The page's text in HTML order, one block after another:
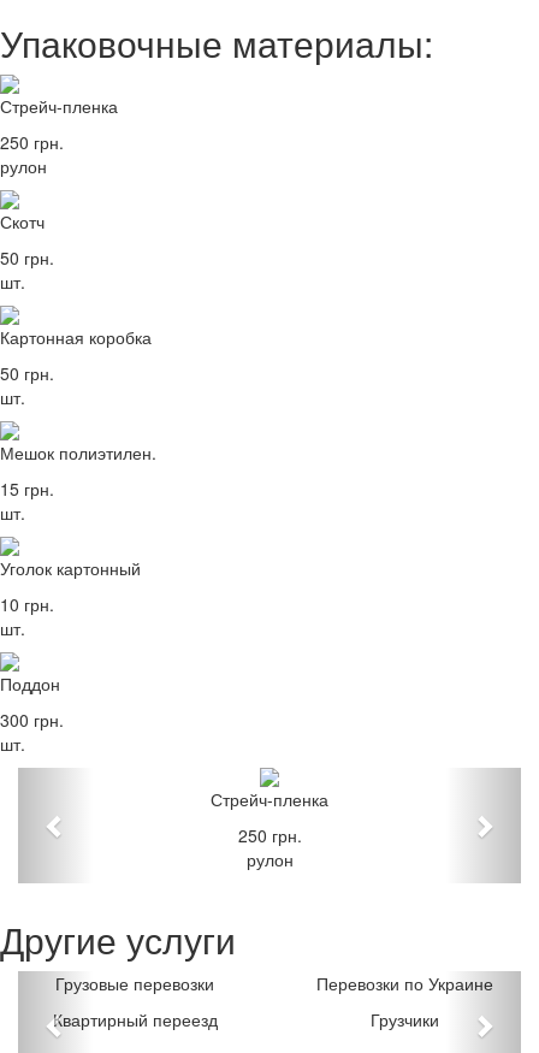
Упаковочные материалы:
Стрейч-пленка
250 грн.
рулон
Скотч
50 грн.
шт.
Картонная коробка
50 грн.
шт.
Мешок полиэтилен.
15 грн.
шт.
Уголок картонный
10 грн.
шт.
Поддон
300 грн.
шт.
Стрейч-пленка
250 грн.
рулон
Другие услуги
Грузовые перевозки
Перевозки по Украине
Квартирный переезд
Грузчики